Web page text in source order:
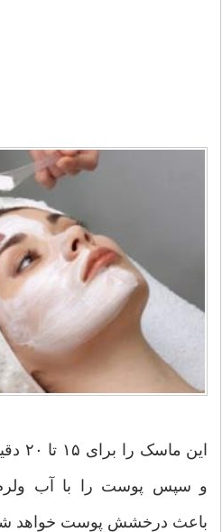
این
و سپس پوست را با آب
باعث درخشش پوست خواهد